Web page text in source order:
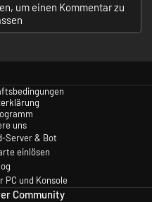
um einen Kommentar zu
uns
Server & Bot
einlösen
PC und Konsole
Community